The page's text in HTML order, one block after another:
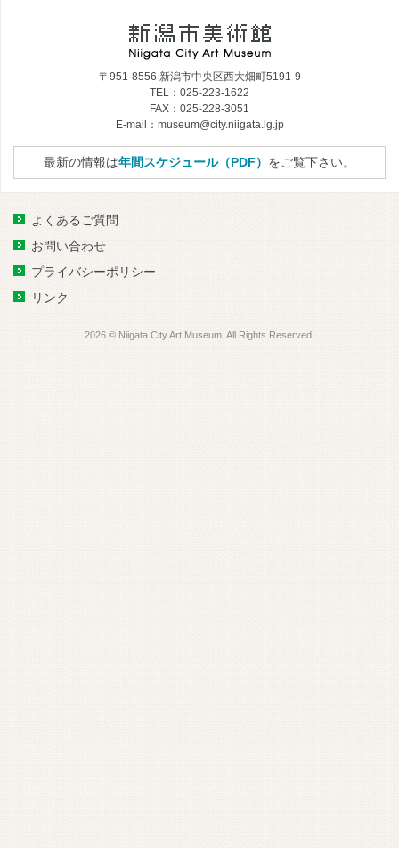
〒951-8556 新潟市中央区西大畑町5191-9
TEL：025-223-1622
FAX：025-228-3051
E-mail：museum@city.niigata.lg.jp
最新の情報は年間スケジュール（PDF） をご覧下さい。
よくあるご質問
お問い合わせ
プライバシーポリシー
リンク
2026 © Niigata City Art Museum. All Rights Reserved.